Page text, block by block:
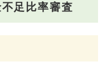
足比率審査